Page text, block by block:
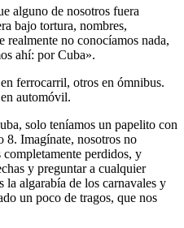
alguno de nosotros fuera
bajo tortura, nombres,
realmente no conocíamos nada,
ahí: por Cuba».
ferrocarril, otros en ómnibus.
automóvil.
solo teníamos un papelito con
8. Imagínate, nosotros no
perdidos, y
y preguntar a cualquier
la algarabía de los carnavales y
un poco de tragos, que nos